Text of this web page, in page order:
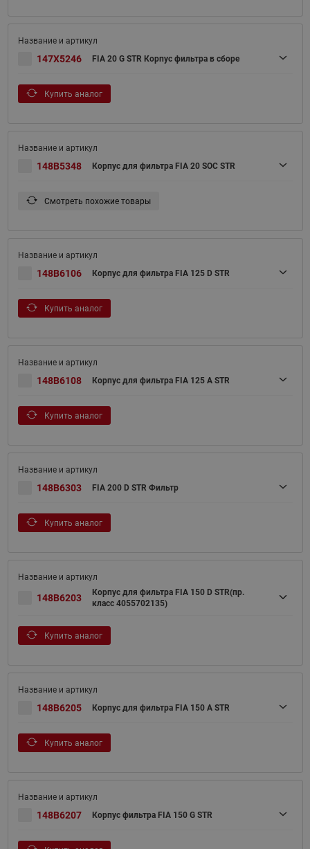
147X5246 FIA 20 G STR Корпус фильтра в сборе
Купить аналог
148B5348 Корпус для фильтра FIA 20 SOC STR
Смотреть похожие товары
148B6106 Корпус для фильтра FIA 125 D STR
Купить аналог
148B6108 Корпус для фильтра FIA 125 A STR
Купить аналог
148B6303 FIA 200 D STR Фильтр
Купить аналог
148B6203
Корпус для фильтра FIA 150 D STR(пр.
класс 4055702135)
Купить аналог
148B6205 Корпус для фильтра FIA 150 A STR
Купить аналог
148B6207 Корпус фильтра FIA 150 G STR